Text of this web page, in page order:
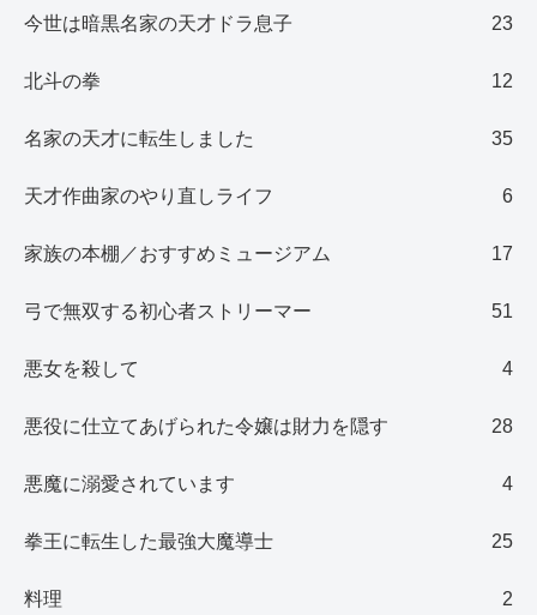
今世は暗黒名家の天才ドラ息子 23
北斗の拳 12
名家の天才に転生しました 35
天才作曲家のやり直しライフ 6
家族の本棚／おすすめミュージアム 17
弓で無双する初心者ストリーマー 51
悪女を殺して 4
悪役に仕立てあげられた令嬢は財力を隠す 28
悪魔に溺愛されています 4
拳王に転生した最強大魔導士 25
料理 2